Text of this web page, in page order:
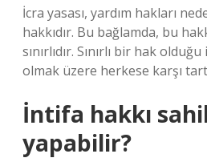
İcra yasası, yardım hakları
hakkıdır. Bu bağlamda, bu
sınırlıdır. Sınırlı bir hak
olmak üzere herkese karşı
İntifa hakkı
yapabilir?